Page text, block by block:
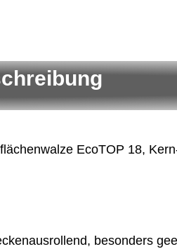
EcoTOP 18,
besonders